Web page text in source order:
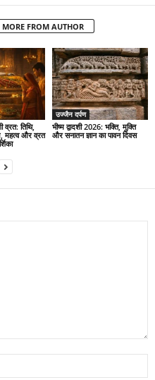
MORE FROM AUTHOR
तिथि,
महत्व और व्रत
उज्जैन दर्पण
भीष्म द्वादशी 2026: भक्ति, मुक्ति
और सनातन ज्ञान का पावन दिवस